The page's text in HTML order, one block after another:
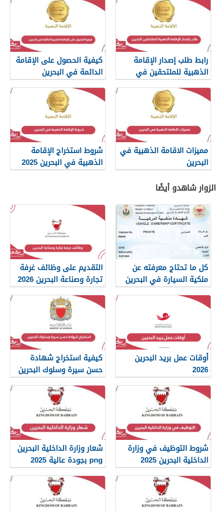
رابط طلب إصدار الإقامة
الذهبية للملتحقين في
البحرين
كيفية الحصول على الإقامة
الدائمة في البحرين
مميزات الاقامة الذهبية في
البحرين
شروط استخراج الإقامة
الذهبية في البحرين 2025
الزوار شاهدو أيضًا
كل ما تحتاج معرفته عن
ملكية السيارة في البحرين
التقديم على وظائف غرفة
تجارة وصناعة البحرين 2026
أوقات عمل بريد البحرين
2026
كيفية استخراج شهادة
حسن سيرة وسلوك البحرين
2026
شروط التوظيف في وزارة
الداخلية البحرين 2025
شعار وزارة الداخلية البحرين
png بجودة عالية 2025